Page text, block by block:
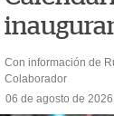
Con información de
Colaborador
06 de agosto de